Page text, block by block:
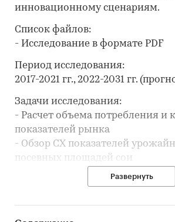
инновационному сценариям.
Список файлов:
- Исследование в формате PDF
Период исследования:
2017-2021 гг., 2022-2031 гг.
Задачи исследования:
- Расчет объема потребления и
показателей рынка
- Обзор СХ показателей
посевных площадей сои
- Анализ производства сои
- Составление рейтинга
Развернуть